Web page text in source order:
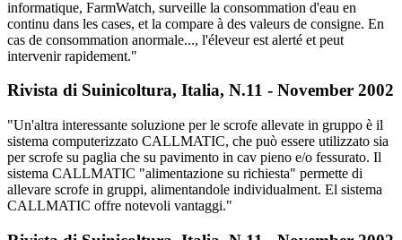
informatique, FarmWatch, surveille la consommation d'eau en
continu dans les cases, et la compare à des valeurs de consigne. En
cas de consommation anormale..., l'éleveur est alerté et peut
intervenir rapidement."
Rivista di Suinicoltura, Italia, N.11 - November 2002
"Un'altra interessante soluzione per le scrofe allevate in gruppo è il
sistema computerizzato CALLMATIC, che può essere utilizzato sia
per scrofe su paglia che su pavimento in cav pieno e/o fessurato. Il
sistema CALLMATIC "alimentazione su richiesta" permette di
allevare scrofe in gruppi, alimentandole individualment. El sistema
CALLMATIC offre notevoli vantaggi."